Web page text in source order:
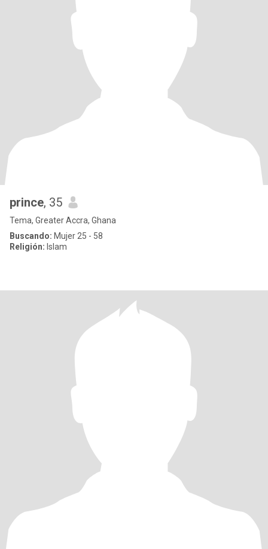
prince, 35
Tema, Greater Accra, Ghana
Buscando: Mujer 25 - 58
Religión: Islam